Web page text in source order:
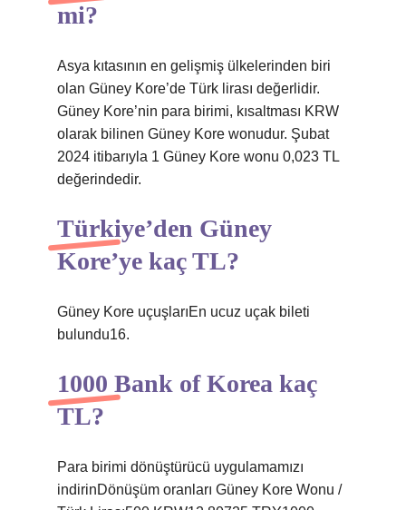
mi?
Asya kıtasının en gelişmiş ülkelerinden biri
olan Güney Kore’de Türk lirası değerlidir.
Güney Kore’nin para birimi, kısaltması KRW
olarak bilinen Güney Kore wonudur. Şubat
2024 itibarıyla 1 Güney Kore wonu 0,023 TL
değerindedir.
Türkiye’den Güney
Kore’ye kaç TL?
Güney Kore uçuşlarıEn ucuz uçak bileti
bulundu16.
1000 Bank of Korea kaç
TL?
Para birimi dönüştürücü uygulamamızı
indirinDönüşüm oranları Güney Kore Wonu /